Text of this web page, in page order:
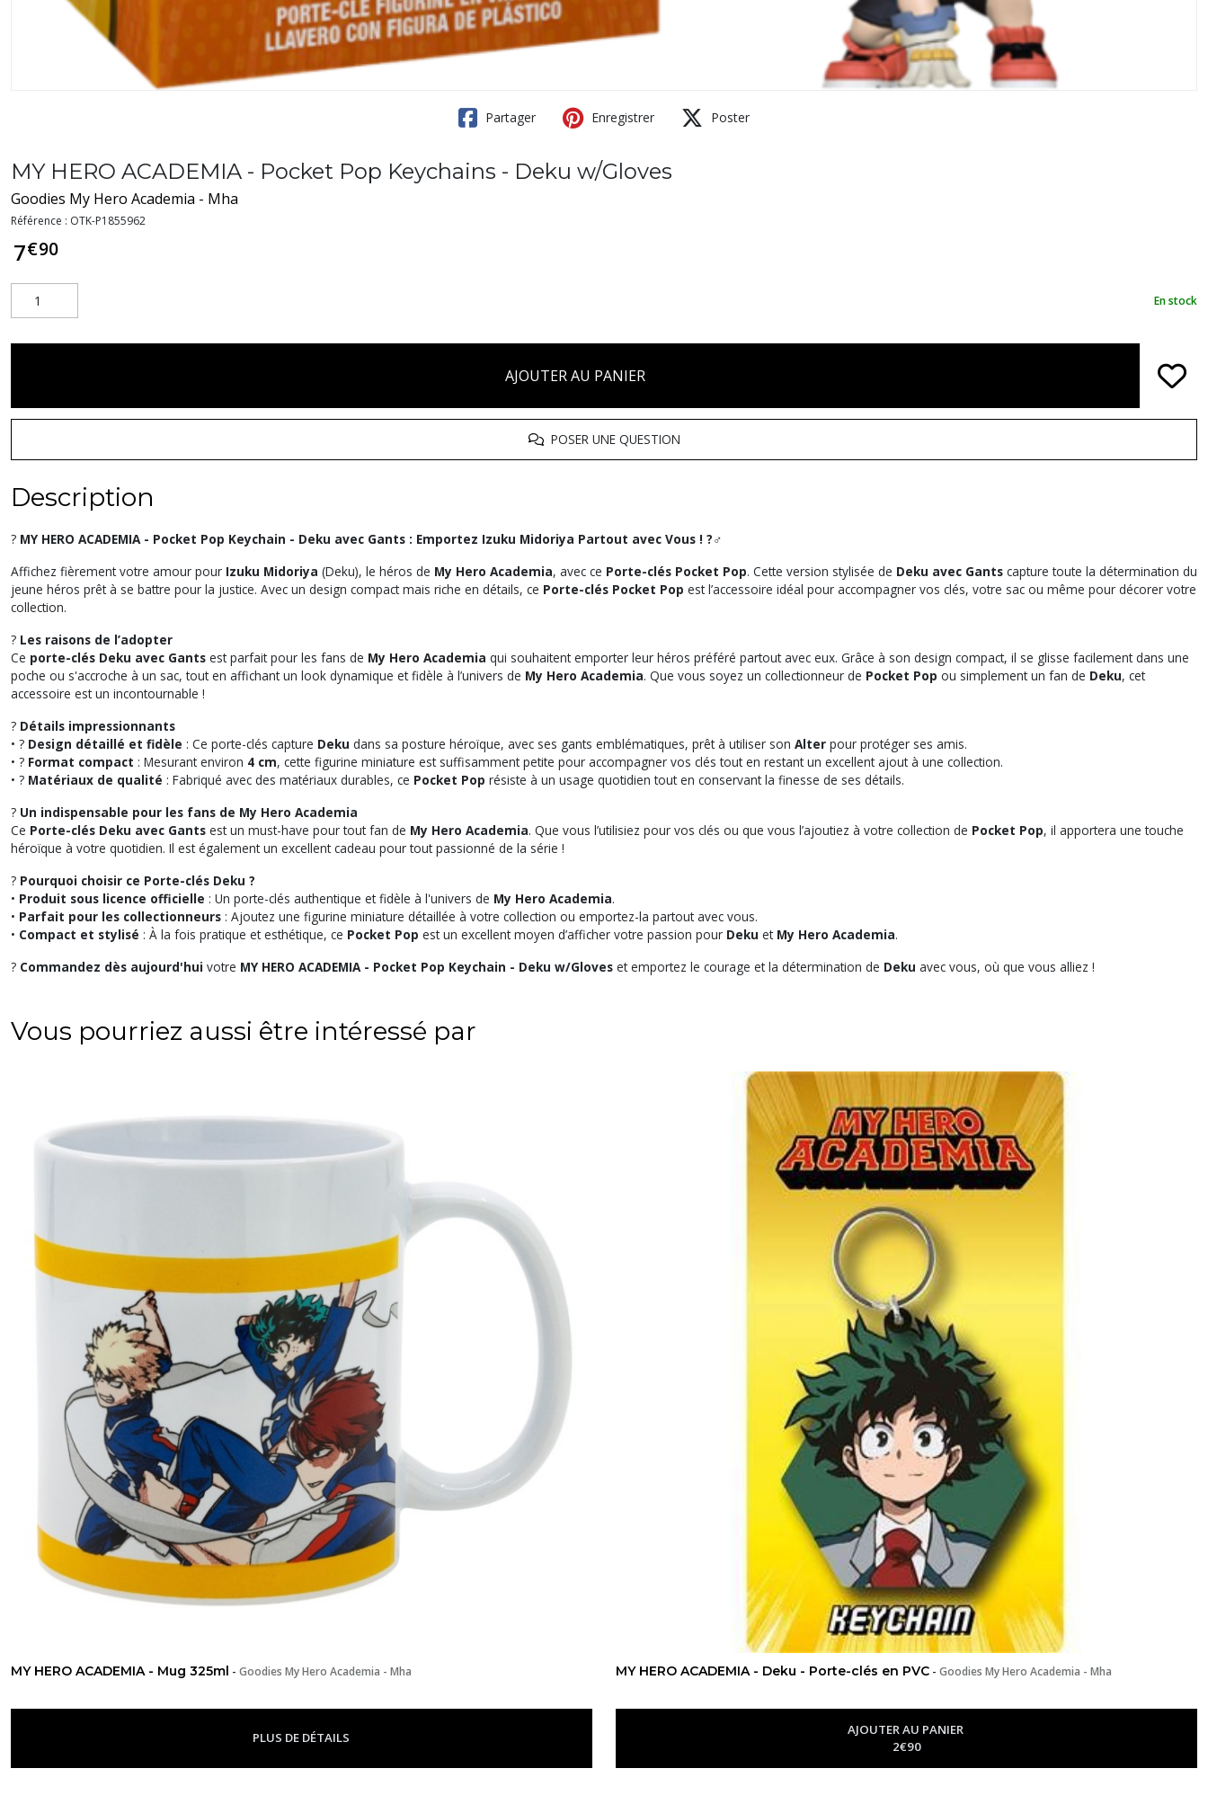
Partager Enregistrer Poster
MY HERO ACADEMIA - Pocket Pop Keychains - Deku w/Gloves
Goodies My Hero Academia - Mha
Référence : OTK-P1855962
7€90
En stock
AJOUTER AU PANIER
POSER UNE QUESTION
Description
? MY HERO ACADEMIA - Pocket Pop Keychain - Deku avec Gants : Emportez Izuku Midoriya Partout avec Vous ! ?‍♂️
Affichez fièrement votre amour pour Izuku Midoriya (Deku), le héros de My Hero Academia, avec ce Porte-clés Pocket Pop. Cette version stylisée de Deku avec Gants capture toute la détermination du
jeune héros prêt à se battre pour la justice. Avec un design compact mais riche en détails, ce Porte-clés Pocket Pop est l’accessoire idéal pour accompagner vos clés, votre sac ou même pour décorer votre
collection.
? Les raisons de l’adopter
Ce porte-clés Deku avec Gants est parfait pour les fans de My Hero Academia qui souhaitent emporter leur héros préféré partout avec eux. Grâce à son design compact, il se glisse facilement dans une
poche ou s'accroche à un sac, tout en affichant un look dynamique et fidèle à l’univers de My Hero Academia. Que vous soyez un collectionneur de Pocket Pop ou simplement un fan de Deku, cet
accessoire est un incontournable !
? Détails impressionnants
• ? Design détaillé et fidèle : Ce porte-clés capture Deku dans sa posture héroïque, avec ses gants emblématiques, prêt à utiliser son Alter pour protéger ses amis.
• ? Format compact : Mesurant environ 4 cm, cette figurine miniature est suffisamment petite pour accompagner vos clés tout en restant un excellent ajout à une collection.
• ?️ Matériaux de qualité : Fabriqué avec des matériaux durables, ce Pocket Pop résiste à un usage quotidien tout en conservant la finesse de ses détails.
? Un indispensable pour les fans de My Hero Academia
Ce Porte-clés Deku avec Gants est un must-have pour tout fan de My Hero Academia. Que vous l’utilisiez pour vos clés ou que vous l’ajoutiez à votre collection de Pocket Pop, il apportera une touche
héroïque à votre quotidien. Il est également un excellent cadeau pour tout passionné de la série !
? Pourquoi choisir ce Porte-clés Deku ?
• Produit sous licence officielle : Un porte-clés authentique et fidèle à l'univers de My Hero Academia.
• Parfait pour les collectionneurs : Ajoutez une figurine miniature détaillée à votre collection ou emportez-la partout avec vous.
• Compact et stylisé : À la fois pratique et esthétique, ce Pocket Pop est un excellent moyen d’afficher votre passion pour Deku et My Hero Academia.
? Commandez dès aujourd'hui votre MY HERO ACADEMIA - Pocket Pop Keychain - Deku w/Gloves et emportez le courage et la détermination de Deku avec vous, où que vous alliez !
Vous pourriez aussi être intéressé par
MY HERO ACADEMIA - Mug 325ml - Goodies My Hero Academia - Mha
PLUS DE DÉTAILS
MY HERO ACADEMIA - Deku - Porte-clés en PVC -Goodies My Hero Academia - Mha
AJOUTER AU PANIER
2€90